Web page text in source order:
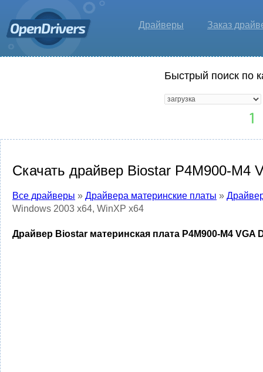
Драйверы Заказ
Быстрый поиск по
Скачать драйвер Biostar P4M900-M4
Все драйверы » Драйвера материнские платы »
Windows 2003 x64, WinXP x64
Драйвер Biostar материнская плата P4M900-M4 VGA